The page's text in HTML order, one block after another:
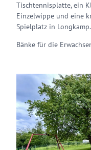
Tischtennisplatte, ein
Einzelwippe und eine
Spielplatz in
Bänke für die